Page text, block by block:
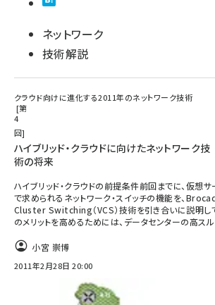
ネットワーク
技術解説
クラウド向けに進化する2011年のネットワーク技術
第
4
回
ハイブリッド・クラウドに向けたネットワーク技
術の将来
ハイブリッド・クラウドの前提条件前回までに、仮想
で求められるネットワーク・スイッチの機能を、
Cluster Switching（VCS）技術を引き合いに説明し
のメリットを高めるためには、データセンターの高ス
小宮 崇博
2011年2月28日 20:00